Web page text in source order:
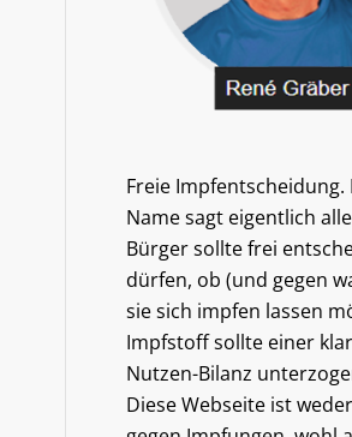
Freie Impfentscheidung.
Name sagt eigentlich
Bürger sollte frei
dürfen, ob (und gegen
sie sich impfen lassen
Impfstoff sollte einer
Nutzen-Bilanz
Diese Webseite ist